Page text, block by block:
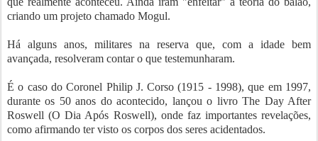
criando um projeto chamado Mogul.
Há alguns anos, militares na reserva que, com a idade bem
avançada, resolveram contar o que testemunharam.
É o caso do Coronel Philip J. Corso (1915 - 1998), que em 1997,
durante os 50 anos do acontecido, lançou o livro The Day After
Roswell (O Dia Após Roswell), onde faz importantes revelações,
como afirmando ter visto os corpos dos seres acidentados.